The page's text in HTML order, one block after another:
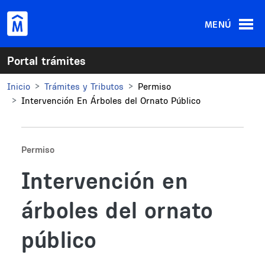
MENÚ
Portal trámites
Inicio Trámites y Tributos
Permiso
Intervención En Árboles del Ornato Público
Permiso
Intervención en
árboles del ornato
público